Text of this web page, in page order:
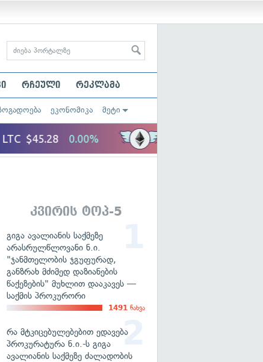
რჩეული რეკლამა
ეკონომიკა მეტი
კვირის ტოპ-5
გიგა ავალიანის საქმეზე
არასრულწლოვანი ნ.ი.
"ჯანმთელობის ჯგუფურად,
განზრახ მძიმედ დაზიანების
წაქეზების" მუხლით დააკავეს —
საქმის პროკურორი
1491 ნახვა
რა მტკიცებულებებით ედავება
პროკურატურა ნ.ი.-ს გიგა
ავალიანის საქმეზე ძალადობის